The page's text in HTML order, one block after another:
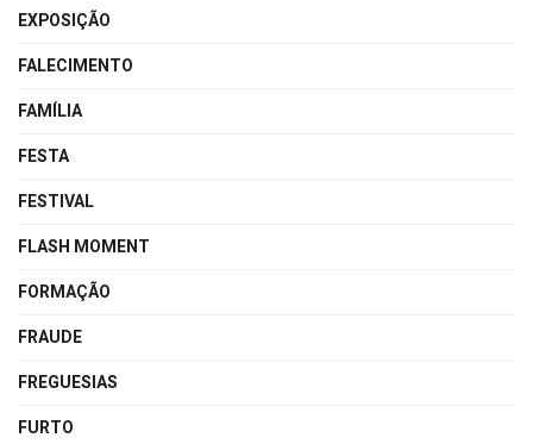
EXPOSIÇÃO
FALECIMENTO
FAMÍLIA
FESTA
FESTIVAL
FLASH MOMENT
FORMAÇÃO
FRAUDE
FREGUESIAS
FURTO